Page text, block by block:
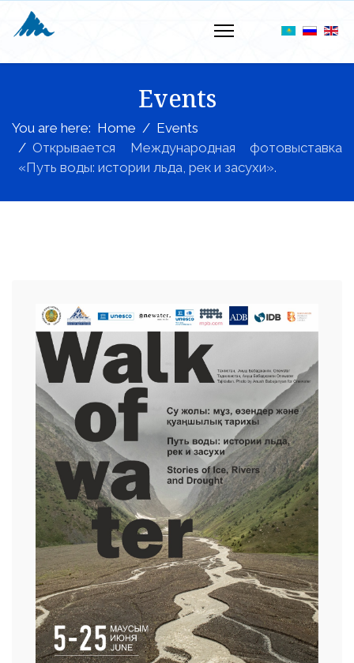
Events
You are here: Home
Events
Открывается Международная фотовыставка
«Путь воды: истории льда, рек и засухи».